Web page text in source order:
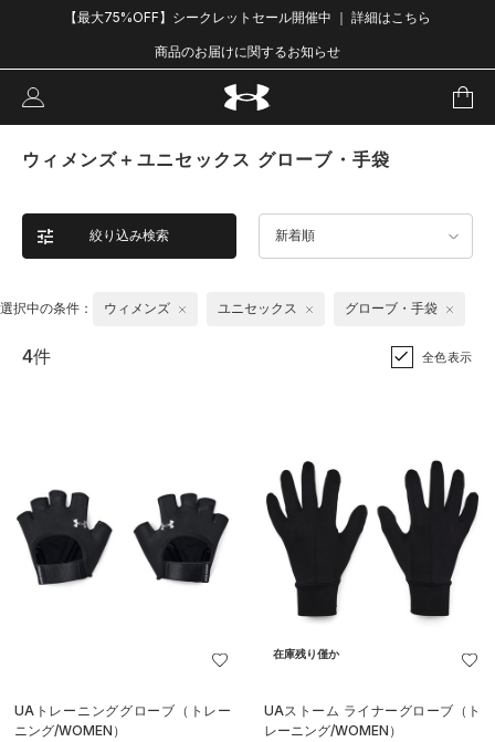
【最大75%OFF】シークレットセール開催中 ｜ 詳細はこちら
商品のお届けに関するお知らせ
ウィメンズ＋ユニセックス グローブ・手袋
絞り込み検索 新着順
選択中の条件： ウィメンズ ユニセックス グローブ・手袋
4件 全色表示
UAトレーニンググローブ（トレー
ニング/WOMEN）
在庫残り僅か
UAストーム ライナーグローブ（ト
レーニング/WOMEN）